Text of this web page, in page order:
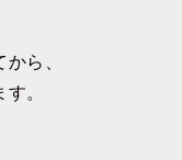
ら、
。